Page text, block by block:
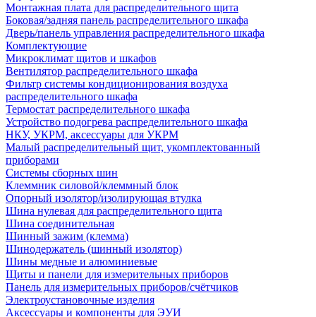
Монтажная плата для распределительного щита
Боковая/задняя панель распределительного шкафа
Дверь/панель управления распределительного шкафа
Комплектующие
Микроклимат щитов и шкафов
Вентилятор распределительного шкафа
Фильтр системы кондиционирования воздуха
распределительного шкафа
Термостат распределительного шкафа
Устройство подогрева распределительного шкафа
НКУ, УКРМ, аксессуары для УКРМ
Малый распределительный щит, укомплектованный
приборами
Системы сборных шин
Клеммник силовой/клеммный блок
Опорный изолятор/изолирующая втулка
Шина нулевая для распределительного щита
Шина соединительная
Шинный зажим (клемма)
Шинодержатель (шинный изолятор)
Шины медные и алюминиевые
Щиты и панели для измерительных приборов
Панель для измерительных приборов/счётчиков
Электроустановочные изделия
Аксессуары и компоненты для ЭУИ